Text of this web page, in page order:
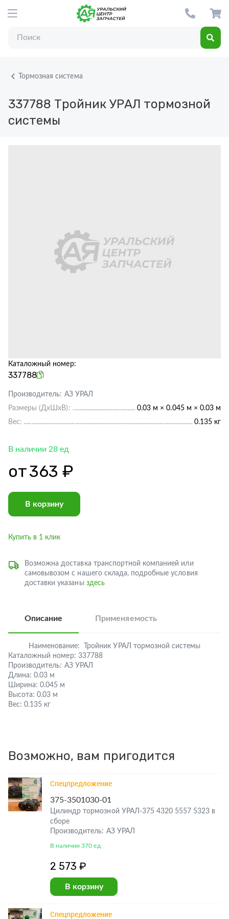
Тормозная система
337788 Тройник УРАЛ тормозной
системы
Каталожный номер:
337788
Производитель: АЗ УРАЛ
Размеры (ДхШхВ):
0.03 м × 0.045 м × 0.03 м
Вес:
0.135 кг
В наличии 28 ед
от363 ₽
В корзину
Купить в 1 клик
Возможна доставка транспортной компанией или
самовывозом с нашего склада, подробные условия
доставки указаны здесь
Описание Применяемость
Наименование:
Тройник УРАЛ тормозной системы
Каталожный номер: 337788
Производитель: АЗ УРАЛ
Длина: 0.03 м
Ширина: 0.045 м
Высота: 0.03 м
Вес: 0.135 кг
Возможно, вам пригодится
Спецпредложение
375-3501030-01
Цилиндр тормозной УРАЛ-375 4320 5557 5323 в
сборе
Производитель: АЗ УРАЛ
В наличии 370 ед
2 573 ₽
В корзину
Спецпредложение